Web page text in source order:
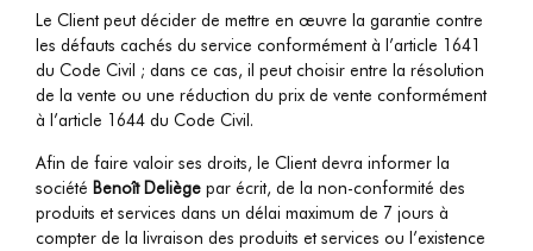
Le Client peut décider de mettre en œuvre la garantie contre
les défauts cachés du service conformément à l’article 1641
du Code Civil ; dans ce cas, il peut choisir entre la résolution
de la vente ou une réduction du prix de vente conformément
à l’article 1644 du Code Civil.
Afin de faire valoir ses droits, le Client devra informer la
société Benoît Deliège par écrit, de la non-conformité des
produits et services dans un délai maximum de 7 jours à
compter de la livraison des produits et services ou l’existence